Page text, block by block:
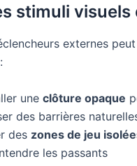
stimuli
externes
une clôture opaque
des barrières
des zones de jeu
les passants